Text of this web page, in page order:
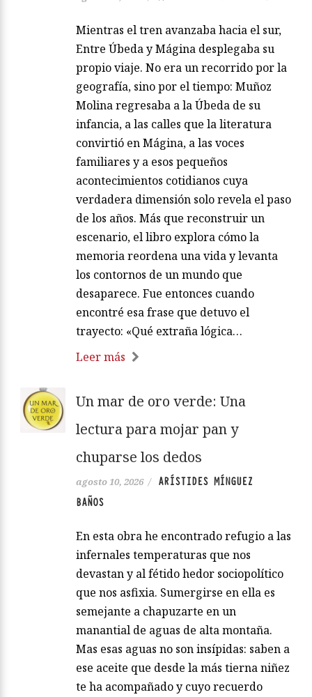
Mientras el tren avanzaba hacia el sur,
Entre Úbeda y Mágina desplegaba su
propio viaje. No era un recorrido por la
geografía, sino por el tiempo: Muñoz
Molina regresaba a la Úbeda de su
infancia, a las calles que la literatura
convirtió en Mágina, a las voces
familiares y a esos pequeños
acontecimientos cotidianos cuya
verdadera dimensión solo revela el paso
de los años. Más que reconstruir un
escenario, el libro explora cómo la
memoria reordena una vida y levanta
los contornos de un mundo que
desaparece. Fue entonces cuando
encontré esa frase que detuvo el
trayecto: «Qué extraña lógica…
Leer más
Un mar de oro verde: Una
lectura para mojar pan y
chuparse los dedos
agosto 10, 2026 /
ARÍSTIDES MÍNGUEZ
BAÑOS
En esta obra he encontrado refugio a las
infernales temperaturas que nos
devastan y al fétido hedor sociopolítico
que nos asfixia. Sumergirse en ella es
semejante a chapuzarte en un
manantial de aguas de alta montaña.
Mas esas aguas no son insípidas: saben a
ese aceite que desde la más tierna niñez
te ha acompañado y cuyo recuerdo